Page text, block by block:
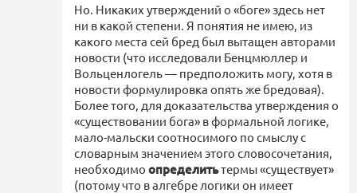
Но. Никаких утверждений о «боге» здесь нет
ни в какой степени. Я понятия не имею, из
какого места сей бред был вытащен авторами
новости (что исследовали Бенцмюллер и
Вольценлогель — предположить могу, хотя в
новости формулировка опять же бредовая).
Более того, для доказательства утверждения о
«существовании бога» в формальной логике,
мало-мальски соотносимого по смыслу с
словарным значением этого словосочетания,
необходимо определитьтермы «существует»
(потому что в алгебре логики он имеет